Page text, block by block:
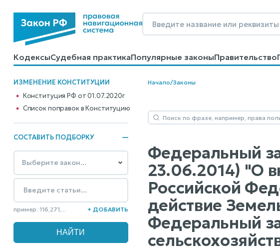
КодексыСудебная практикаПопулярные законыПравительство
КалькуляторыСправочные материалыОбразцы договоров
ИЗМЕНЕНИЕ КОНСТИТУЦИИ
Конституция РФ от 01.07.2020г
Cписок поправок в Конституцию
СОСТАВИТЬ ПОДБОРКУ
пример: 116,271,... + ДОБАВИТЬ
Начало/Законы
Федеральный
23.06.2014) "О
Российской
действие
Федеральный